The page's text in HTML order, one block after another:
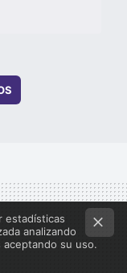
estadísticas
analizando
aceptando su uso.